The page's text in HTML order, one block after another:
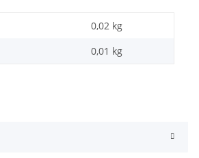
0,02 kg
0,01 kg